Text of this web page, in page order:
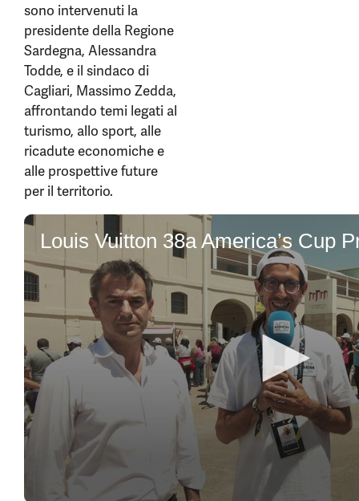
sono intervenuti la
presidente della Regione
Sardegna, Alessandra
Todde, e il sindaco di
Cagliari, Massimo Zedda,
affrontando temi legati al
turismo, allo sport, alle
ricadute economiche e
alle prospettive future
per il territorio.
0
seconds
2
minutes,
44
seconds